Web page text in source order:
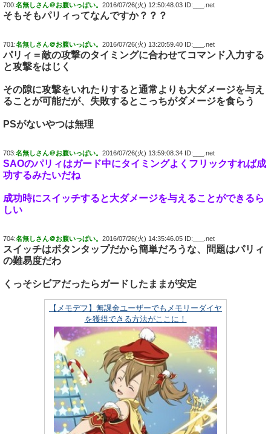
700:名無しさん＠お腹いっぱい。 2016/07/26(火) 12:50:48.03 ID:___.net
そもそもパリィってなんですか？？？
701:名無しさん＠お腹いっぱい。 2016/07/26(火) 13:20:59.40 ID:___.net
パリィ＝敵の攻撃のタイミングに合わせてコマンド入力する
と攻撃をはじく
その隙に攻撃をいれたりすると通常よりも大ダメージを与え
ることが可能だが、失敗するとこっちがダメージを食らう
PSがないやつは無理
703:名無しさん＠お腹いっぱい。 2016/07/26(火) 13:59:08.34 ID:___.net
SAOのパリィはガード中にタイミングよくフリックすれば成
功するみたいだね
成功時にスイッチすると大ダメージを与えることができるら
しい
704:名無しさん＠お腹いっぱい。 2016/07/26(火) 14:35:46.05 ID:___.net
スイッチはボタンタップだから簡単だろうな、問題はパリィ
の難易度だわ
くっそシビアだったらガードしたままが安定
【メモデフ】無課金ユーザーでもメモリーダイヤ
を獲得できる方法がここに！